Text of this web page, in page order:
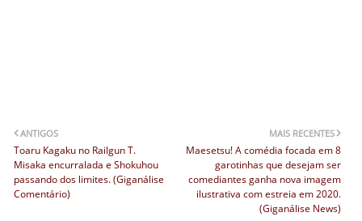
MAIS RECENTES
Maesetsu! A comédia focada em 8
garotinhas que desejam ser
comediantes ganha nova imagem
ilustrativa com estreia em 2020.
(Giganálise News)
ANTIGOS
Toaru Kagaku no Railgun T.
Misaka encurralada e Shokuhou
passando dos limites. (Giganálise
Comentário)